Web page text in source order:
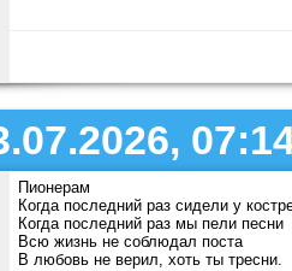
Пионерам
Когда последний раз сидели у
Когда последний раз мы пели песни
Всю жизнь не соблюдал поста
В любовь не верил, хоть ты тресни.